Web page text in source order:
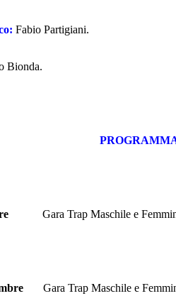
Fabio Partigiani.
Bionda.
Gara Trap Maschile e
Gara Trap Maschile e